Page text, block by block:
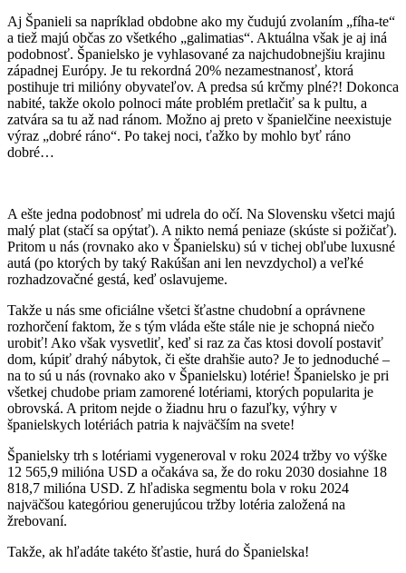
Aj Španieli sa napríklad obdobne ako my čudujú zvolaním „fíha-te“
a tiež majú občas zo všetkého „galimatias“. Aktuálna však je aj iná
podobnosť. Španielsko je vyhlasované za najchudobnejšiu krajinu
západnej Európy. Je tu rekordná 20% nezamestnanosť, ktorá
postihuje tri milióny obyvateľov. A predsa sú krčmy plné?! Dokonca
nabité, takže okolo polnoci máte problém pretlačiť sa k pultu, a
zatvára sa tu až nad ránom. Možno aj preto v španielčine neexistuje
výraz „dobré ráno“. Po takej noci, ťažko by mohlo byť ráno
dobré…
A ešte jedna podobnosť mi udrela do očí. Na Slovensku všetci majú
malý plat (stačí sa opýtať). A nikto nemá peniaze (skúste si požičať).
Pritom u nás (rovnako ako v Španielsku) sú v tichej obľube luxusné
autá (po ktorých by taký Rakúšan ani len nevzdychol) a veľké
rozhadzovačné gestá, keď oslavujeme.
Takže u nás sme oficiálne všetci šťastne chudobní a oprávnene
rozhorčení faktom, že s tým vláda ešte stále nie je schopná niečo
urobiť! Ako však vysvetliť, keď si raz za čas ktosi dovolí postaviť
dom, kúpiť drahý nábytok, či ešte drahšie auto? Je to jednoduché –
na to sú u nás (rovnako ako v Španielsku) lotérie! Španielsko je pri
všetkej chudobe priam zamorené lotériami, ktorých popularita je
obrovská. A pritom nejde o žiadnu hru o fazuľky, výhry v
španielskych lotériách patria k najväčším na svete!
Španielsky trh s lotériami vygeneroval v roku 2024 tržby vo výške
12 565,9 milióna USD a očakáva sa, že do roku 2030 dosiahne 18
818,7 milióna USD. Z hľadiska segmentu bola v roku 2024
najväčšou kategóriou generujúcou tržby lotéria založená na
žrebovaní.
Takže, ak hľadáte takéto šťastie, hurá do Španielska!